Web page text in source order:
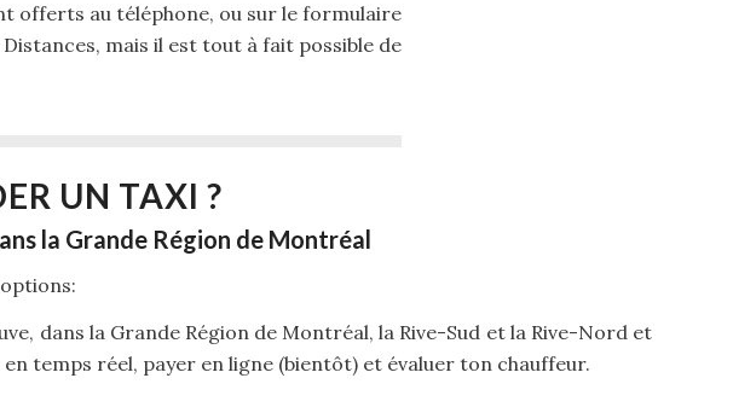
offerts au téléphone, ou sur le formulaire
mais il est tout à fait possible de
UN TAXI ?
la Grande Région de Montréal
dans la Grande Région de Montréal, la Rive-Sud et la Rive-Nord et
temps réel, payer en ligne (bientôt) et évaluer ton chauffeur.